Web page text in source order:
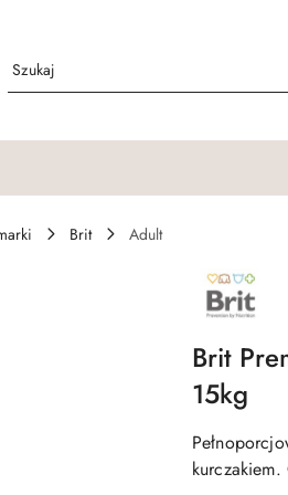
Brit
Adult
NAZWA
PRODUCENTA:
BRIT
Brit
15kg